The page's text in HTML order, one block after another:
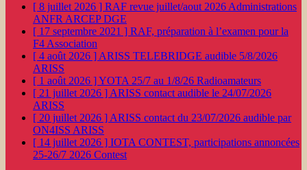
[ 8 juillet 2026 ] RAF revue juillet/aout 2026 Administrations
ANFR ARCEP DGE
[ 17 septembre 2021 ] RAF, préparation à l’examen pour la
F4 Association
[ 4 août 2026 ] ARISS TELEBRIDGE audible 5/8/2026
ARISS
[ 1 août 2026 ]YOTA 25/7 au 1/8/26 Radioamateurs
[ 21 juillet 2026 ] ARISS contact audible le 24/07/2026
ARISS
[ 20 juillet 2026 ] ARISS contact du 23/07/2026 audible par
ON4ISS ARISS
[ 14 juillet 2026 ] IOTA CONTEST, participations annoncées
25-26/7 2026 Contest